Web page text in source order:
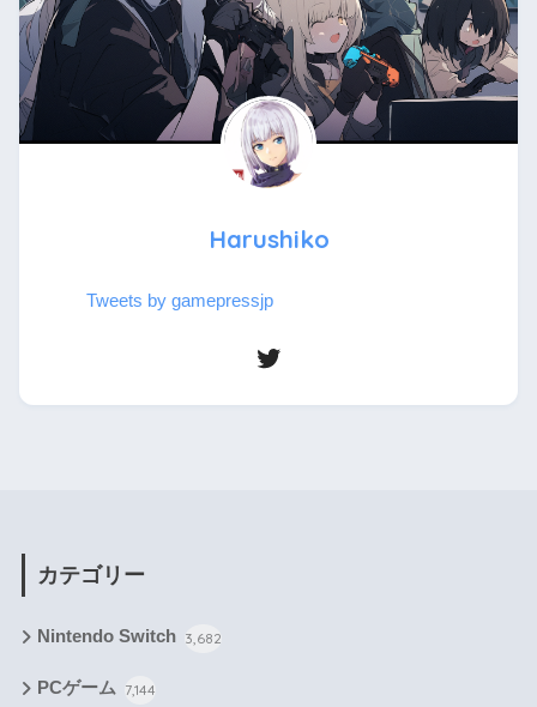
Harushiko
Tweets by gamepressjp
カテゴリー
Nintendo Switch 3,682
PCゲーム 7,144